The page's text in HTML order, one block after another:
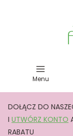
Menu
DOŁĄCZ DO
I UTWÓRZ KONTO
RABATU